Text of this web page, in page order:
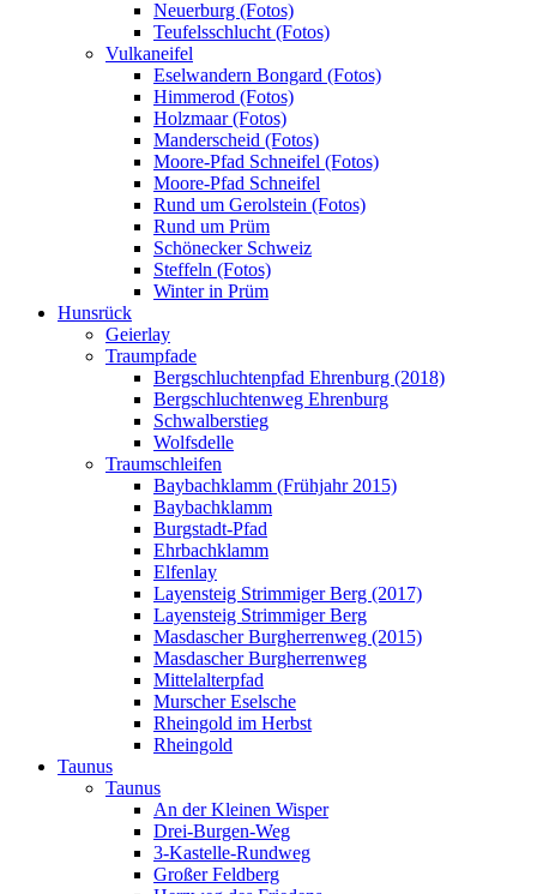
Neuerburg (Fotos)
Teufelsschlucht (Fotos)
Vulkaneifel
Eselwandern Bongard (Fotos)
Himmerod (Fotos)
Holzmaar (Fotos)
Manderscheid (Fotos)
Moore-Pfad Schneifel (Fotos)
Moore-Pfad Schneifel
Rund um Gerolstein (Fotos)
Rund um Prüm
Schönecker Schweiz
Steffeln (Fotos)
Winter in Prüm
Hunsrück
Geierlay
Traumpfade
Bergschluchtenpfad Ehrenburg (2018)
Bergschluchtenweg Ehrenburg
Schwalberstieg
Wolfsdelle
Traumschleifen
Baybachklamm (Frühjahr 2015)
Baybachklamm
Burgstadt-Pfad
Ehrbachklamm
Elfenlay
Layensteig Strimmiger Berg (2017)
Layensteig Strimmiger Berg
Masdascher Burgherrenweg (2015)
Masdascher Burgherrenweg
Mittelalterpfad
Murscher Eselsche
Rheingold im Herbst
Rheingold
Taunus
Taunus
An der Kleinen Wisper
Drei-Burgen-Weg
3-Kastelle-Rundweg
Großer Feldberg